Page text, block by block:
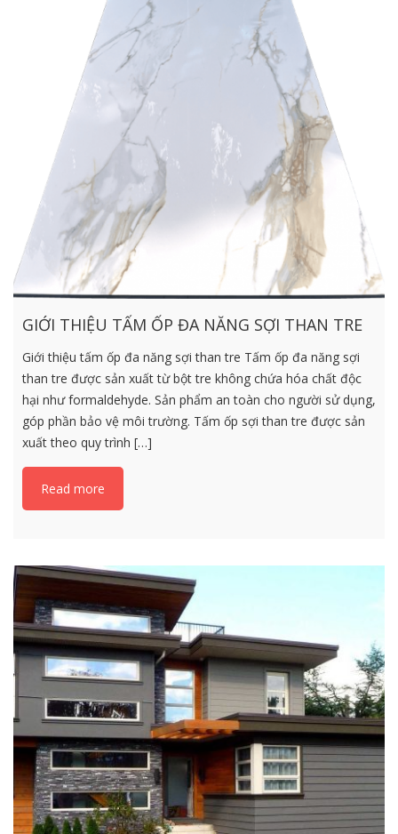
GIỚI THIỆU TẤM ỐP ĐA NĂNG SỢI THAN TRE
Giới thiệu tấm ốp đa năng sợi than tre Tấm ốp đa năng sợi
than tre được sản xuất từ bột tre không chứa hóa chất độc
hại như formaldehyde. Sản phẩm an toàn cho người sử dụng,
góp phần bảo vệ môi trường. Tấm ốp sợi than tre được sản
xuất theo quy trình […]
Read more